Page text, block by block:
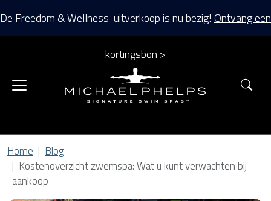
De Freedom & Wellness-uitverkoop is nu bezig! Ontvang een
kortingsbon >
Home
Blog
Kostenoverzicht zwemspa: Wat u kunt verwachten bij
aankoop